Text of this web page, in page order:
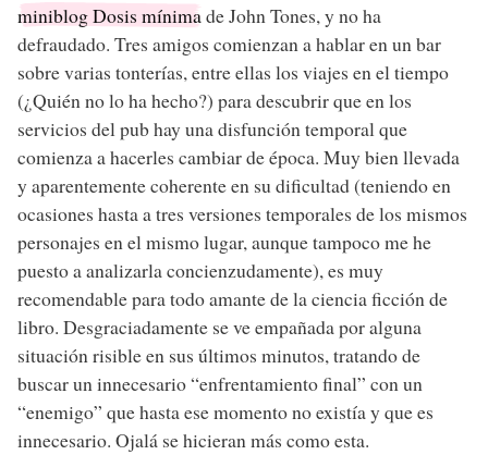
miniblog Dosis mínimade John Tones, y no ha
defraudado. Tres amigos comienzan a hablar en un bar
sobre varias tonterías, entre ellas los viajes en el tiempo
(¿Quién no lo ha hecho?) para descubrir que en los
servicios del pub hay una disfunción temporal que
comienza a hacerles cambiar de época. Muy bien llevada
y aparentemente coherente en su dificultad (teniendo en
ocasiones hasta a tres versiones temporales de los mismos
personajes en el mismo lugar, aunque tampoco me he
puesto a analizarla concienzudamente), es muy
recomendable para todo amante de la ciencia ficción de
libro. Desgraciadamente se ve empañada por alguna
situación risible en sus últimos minutos, tratando de
buscar un innecesario “enfrentamiento final” con un
“enemigo” que hasta ese momento no existía y que es
innecesario. Ojalá se hicieran más como esta.